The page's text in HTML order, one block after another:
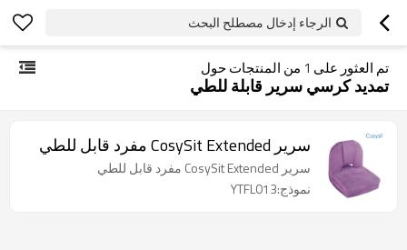
الرجاء إدخال مصطلح البحث
تم العثور على 1 من المنتجات حول
تمديد كرسي سرير قابلة للطي
سرير CosySit Extended مفرد قابل للطي
سرير CosySit Extended مفرد قابل للطي
نموذج:YTFL013